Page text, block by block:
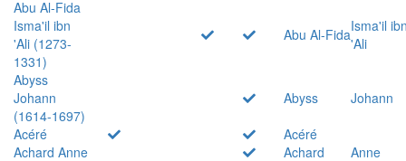
Abu Al-Fida
Isma'il ibn
'Ali (1273-
1331)
Abu Al-FidaIsma'il
'Ali
Abyss
Johann
(1614-1697)
Abyss
Johann
Acéré
Acéré
Achard Anne
Achard
Anne